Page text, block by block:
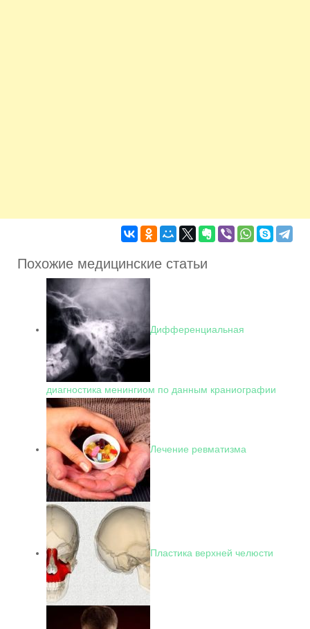
Похожие медицинские статьи
Дифференциальная
диагностика менингиом по данным краниографии
Лечение ревматизма
Пластика верхней челюсти